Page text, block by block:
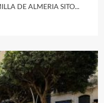
DE ALMERIA SITO...